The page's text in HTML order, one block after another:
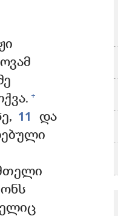
+
11
და